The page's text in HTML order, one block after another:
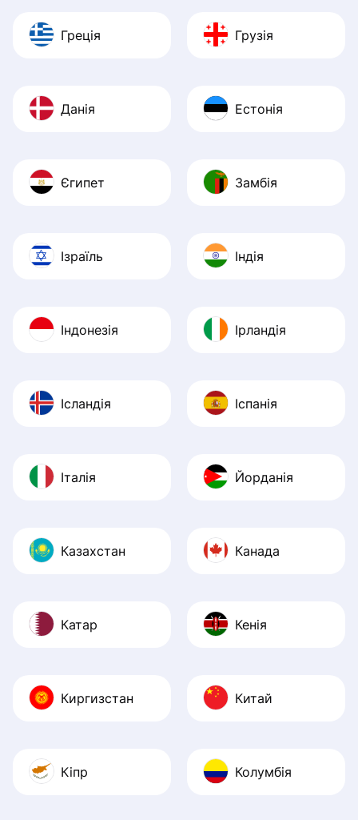
Греція Грузія
Данія Естонія
Єгипет Замбія
Ізраїль Індія
Індонезія Ірландія
Ісландія Іспанія
Італія Йорданія
Казахстан Канада
Катар Кенія
Киргизстан Китай
Кіпр Колумбія